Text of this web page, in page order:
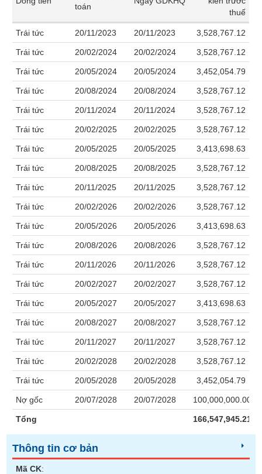
Giao
dịch
nội
Niên
giám
Tài
liệu
cổ
đông
giá
Nước
ngoài
Tự
doanh
Top
cổ
phiếu
Bản
đồ
ngành
Thống
kê
giao
Giá
Đặt
lệnh
Nước
ngoài
Tự
Ảnh
hưởng
chỉ
số
động
cổ
phiếu
Chứng
quyền
Tổng
quan
Thống
kê
giao
dịch
Định
giá
kê
giao
dịch
Tin
tức
tích
kỹ
trực
tuyến
Bộ
lọc
cổ
phiếu
So
sánh
cáo
phân
tích
Biểu
đồ
tài
chính
mô
lai
Chứng
quyền
Trái
phiếu
doanh
nghiệp
IR
Awards
tạo
Dịch
vụ
toán
thuế
Trái tức 20/11/2023 20/11/2023 3,528,767.12
Trái tức 20/02/2024 20/02/2024 3,528,767.12
Trái tức 20/05/2024 20/05/2024 3,452,054.79
Trái tức 20/08/2024 20/08/2024 3,528,767.12
Trái tức 20/11/2024 20/11/2024 3,528,767.12
Trái tức 20/02/2025 20/02/2025 3,528,767.12
Trái tức 20/05/2025 20/05/2025 3,413,698.63
Trái tức 20/08/2025 20/08/2025 3,528,767.12
Trái tức 20/11/2025 20/11/2025 3,528,767.12
Trái tức 20/02/2026 20/02/2026 3,528,767.12
Trái tức 20/05/2026 20/05/2026 3,413,698.63
Trái tức 20/08/2026 20/08/2026 3,528,767.12
Trái tức 20/11/2026 20/11/2026 3,528,767.12
Trái tức 20/02/2027 20/02/2027 3,528,767.12
Trái tức 20/05/2027 20/05/2027 3,413,698.63
Trái tức 20/08/2027 20/08/2027 3,528,767.12
Trái tức 20/11/2027 20/11/2027 3,528,767.12
Trái tức 20/02/2028 20/02/2028 3,528,767.12
Trái tức 20/05/2028 20/05/2028 3,452,054.79
Nợ gốc 20/07/2028 20/07/2028 100,000,000.00
Tổng 166,547,945.21
Thông tin cơ bản
Mã CK:
ĐỘNG
SẢN
TÀI
CHÍNH
HÀNG
HÓA
KINH
TẾ
GIỚI
ĐÔNG
TÀI
CHÍNH
CÁ
NHÂN
PHÂN
TÍCH
VIETSTOCKFINANCE